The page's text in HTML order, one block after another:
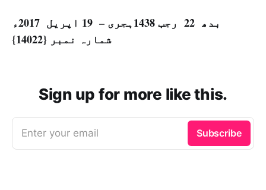
بدھ 22 رجب 1438ہجری – 19 اپریل 2017ء
شمارہ نمبر {14022}
Sign up for more like this.
Enter your email Subscribe